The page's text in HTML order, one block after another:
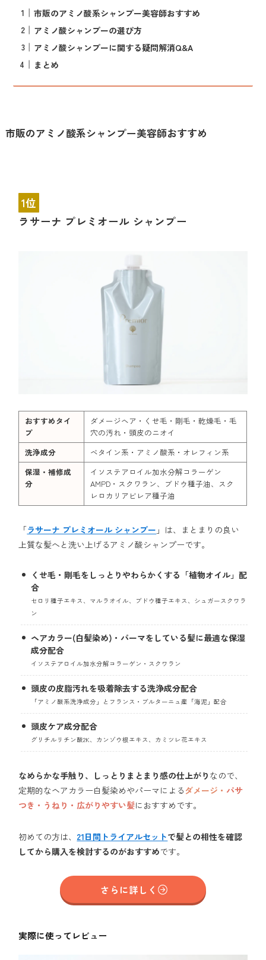
市販のアミノ酸系シャンプー美容師おすすめ
アミノ酸シャンプーの選び方
アミノ酸シャンプーに関する疑問解消Q&A
まとめ
市販のアミノ酸系シャンプー美容師おすすめ
1位
ラサーナ プレミオール シャンプー
おすすめタイ
プ
ダメージヘア・くせ毛・剛毛・乾燥毛・毛
穴の汚れ・頭皮のニオイ
洗浄成分
ベタイン系・アミノ酸系・オレフィン系
保湿・補修成
分
イソステアロイル加水分解コラーゲン
AMPD・スクワラン、ブドウ種子油、スク
レロカリアビレア種子油
「ラサーナ プレミオール シャンプー 」は、まとまりの良い
上質な髪へと洗い上げるアミノ酸シャンプーです。
くせ毛・剛毛をしっとりやわらかくする「植物オイル」配
合
セロリ種子エキス、マルラオイル、ブドウ種子エキス、シュガースクワラ
ン
ヘアカラー(白髪染め)・パーマをしている髪に最適な保湿
成分配合
イソステアロイル加水分解コラーゲン・スクワラン
頭皮の皮脂汚れを吸着除去する洗浄成分配合
「アミノ酸系洗浄成分」とフランス・ブルターニュ産「海泥」配合
頭皮ケア成分配合
グリチルリチン酸2K、カンゾウ根エキス、カミツレ花エキス
なめらかな手触り、しっとりまとまり感の仕上がり なので、
定期的なヘアカラー白髪染めやパーマによる ダメージ・ パサ
つき・うねり・広がりやすい髪におすすめです。
初めての方は、 21日間トライアルセットで髪との相性を確認
してから購入を検討するのがおすすめです。
さらに詳しく
実際に使ってレビュー